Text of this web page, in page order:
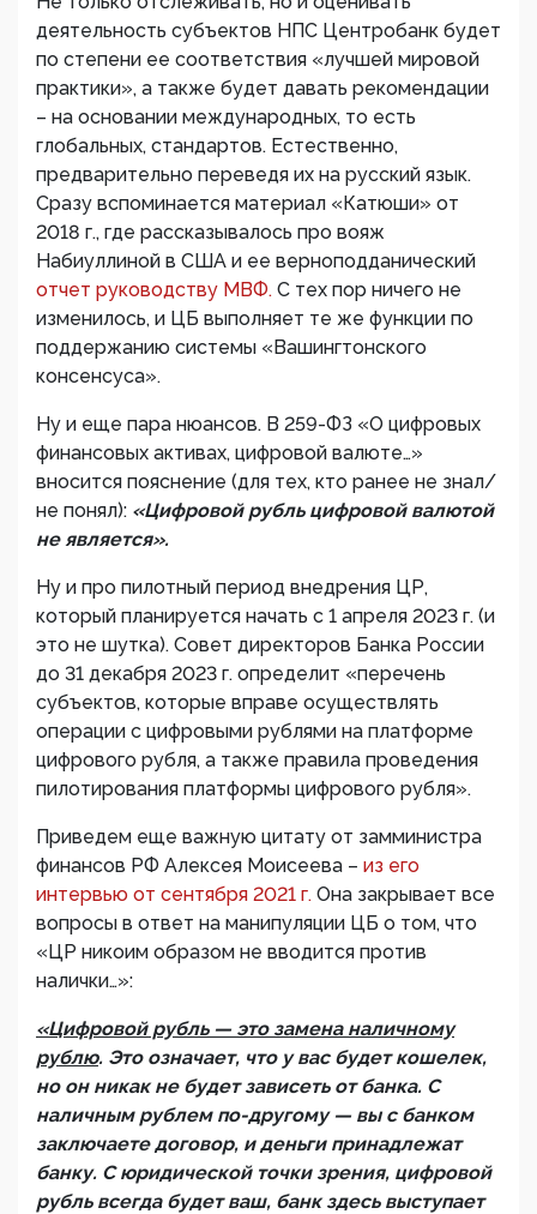
деятельность субъектов НПС Центробанк будет
по степени ее соответствия «лучшей мировой
практики», а также будет давать рекомендации
– на основании международных, то есть
глобальных, стандартов. Естественно,
предварительно переведя их на русский язык.
Сразу вспоминается материал «Катюши» от
2018 г., где рассказывалось про вояж
Набиуллиной в США и ее верноподданический
отчет руководству МВФ. С тех пор ничего не
изменилось, и ЦБ выполняет те же функции по
поддержанию системы «Вашингтонского
консенсуса».
Ну и еще пара нюансов. В 259-ФЗ «О цифровых
финансовых активах, цифровой валюте…»
вносится пояснение (для тех, кто ранее не знал/
не понял): «Цифровой рубль цифровой валютой
не является».
Ну и про пилотный период внедрения ЦР,
который планируется начать с 1 апреля 2023 г. (и
это не шутка). Совет директоров Банка России
до 31 декабря 2023 г. определит «перечень
субъектов, которые вправе осуществлять
операции с цифровыми рублями на платформе
цифрового рубля, а также правила проведения
пилотирования платформы цифрового рубля».
Приведем еще важную цитату от замминистра
финансов РФ Алексея Моисеева – из его
интервью от сентября 2021 г. Она закрывает все
вопросы в ответ на манипуляции ЦБ о том, что
«ЦР никоим образом не вводится против
налички…»:
«Цифровой рубль — это замена наличному
рублю. Это означает, что у вас будет кошелек,
но он никак не будет зависеть от банка. С
наличным рублем по-другому — вы с банком
заключаете договор, и деньги принадлежат
банку. С юридической точки зрения, цифровой
рубль всегда будет ваш, банк здесь выступает